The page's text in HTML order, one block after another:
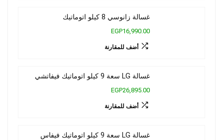
غسالة زانوسي 8 كيلو اتوماتيك
EGP16,990.00
أضف للمقارنة
غسالة LG سعة 9 كيلو اتوماتيك فيفاتشي
EGP26,895.00
أضف للمقارنة
غسالة LG سعة 9 كيلو اتوماتيك فيفاس